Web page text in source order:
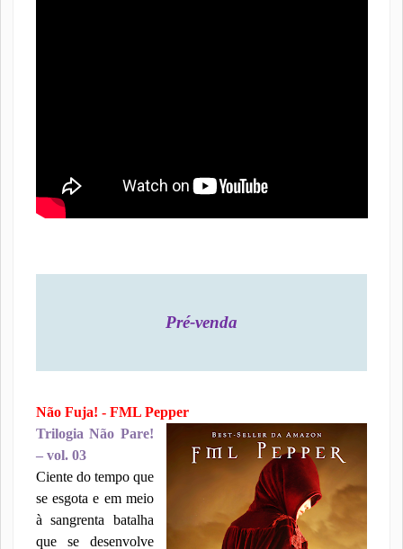
Pré-venda
Não Fuja! - FML Pepper
Trilogia Não Pare!
– vol. 03
Ciente do tempo que
se esgota e em meio
à sangrenta batalha
que se desenvolve